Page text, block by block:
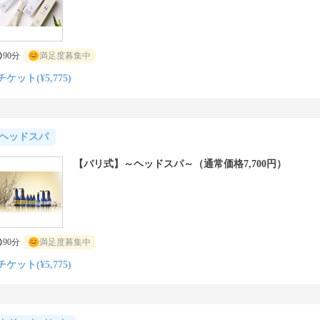
90分 満足度募集中
ケット(¥5,775)
ッドスパ
【バリ式】～ヘッドスパ～（通常価格7,700円）
90分 満足度募集中
ケット(¥5,775)